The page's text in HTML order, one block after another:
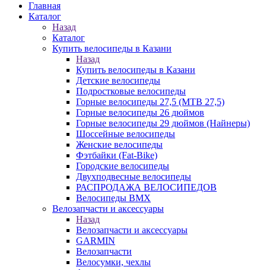
Главная
Каталог
Назад
Каталог
Купить велосипеды в Казани
Назад
Купить велосипеды в Казани
Детские велосипеды
Подростковые велосипеды
Горные велосипеды 27,5 (MTB 27,5)
Горные велосипеды 26 дюймов
Горные велосипеды 29 дюймов (Найнеры)
Шоссейные велосипеды
Женские велосипеды
Фэтбайки (Fat-Bike)
Городские велосипеды
Двухподвесные велосипеды
РАСПРОДАЖА ВЕЛОСИПЕДОВ
Велосипеды BMX
Велозапчасти и аксессуары
Назад
Велозапчасти и аксессуары
GARMIN
Велозапчасти
Велосумки, чехлы